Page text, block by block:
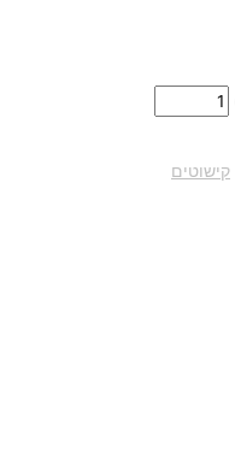
קישוטים